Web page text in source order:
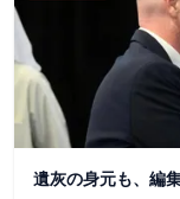
遺灰の身元も、編